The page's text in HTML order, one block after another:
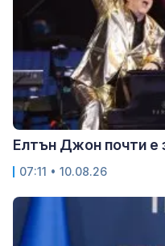
Елтън Джон почти е
07:11 • 10.08.26